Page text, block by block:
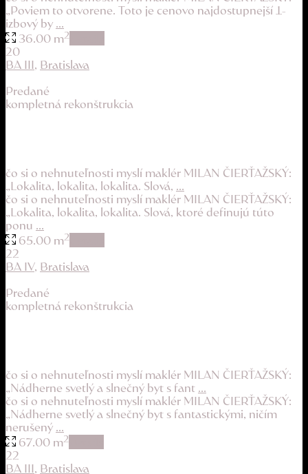
„Poviem to otvorene. Toto je cenovo najdostupnejší 1-
izbový by ...
36.00 m2
20
BA III, Bratislava
Predané
kompletná rekonštrukcia
čo si o nehnuteľnosti myslí maklér MILAN ČIERŤAŽSKÝ:
„Lokalita, lokalita, lokalita. Slová, ...
čo si o nehnuteľnosti myslí maklér MILAN ČIERŤAŽSKÝ:
„Lokalita, lokalita, lokalita. Slová, ktoré definujú túto
ponu ...
65.00 m2
22
BA IV, Bratislava
Predané
kompletná rekonštrukcia
čo si o nehnuteľnosti myslí maklér MILAN ČIERŤAŽSKÝ:
„Nádherne svetlý a slnečný byt s fant
čo si o nehnuteľnosti myslí maklér MILAN ČIERŤAŽSKÝ:
„Nádherne svetlý a slnečný byt s fantastickými, ničím
nerušený
67.00 m2
22
BA III, Bratislava